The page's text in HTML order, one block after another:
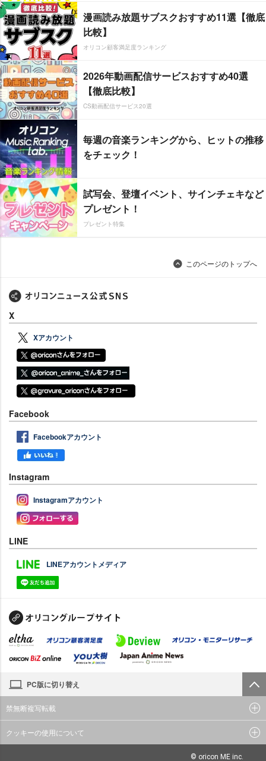
漫画読み放題サブスクおすすめ11選【徹底
比較】
オリコン顧客満足度ランキング
2026年動画配信サービスおすすめ40選
【徹底比較】
CS動画配信サービス20選
毎週の音楽ランキングから、ヒットの推移
をチェック！
試写会、登壇イベント、サインチェキなど
プレゼント！
プレゼント特集
このページのトップへ
X
Xアカウント
Facebook
Facebookアカウント
Instagram
Instagramアカウント
LINE
LINEアカウントメディア
PC版に切り替え
禁無断複写転載
クッキーの使用について
© oricon ME inc.